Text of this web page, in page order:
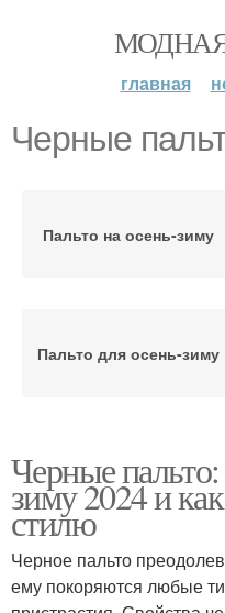
главная
Черные
Пальто на осень-зиму
Пальто для осень-зиму
драпового пальто
Черные
зиму 2024 и
стилю
Черное пальто
ему покоряются любые